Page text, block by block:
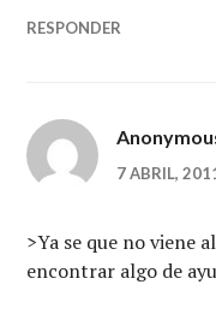
RESPONDER
7 ABRIL,
>Ya se que no viene
encontrar algo de